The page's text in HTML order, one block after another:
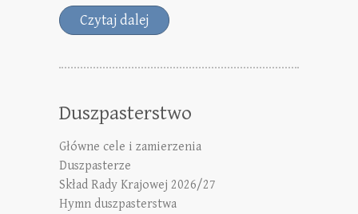
Czytaj dalej
Duszpasterstwo
Główne cele i zamierzenia
Duszpasterze
Skład Rady Krajowej 2026/27
Hymn duszpasterstwa